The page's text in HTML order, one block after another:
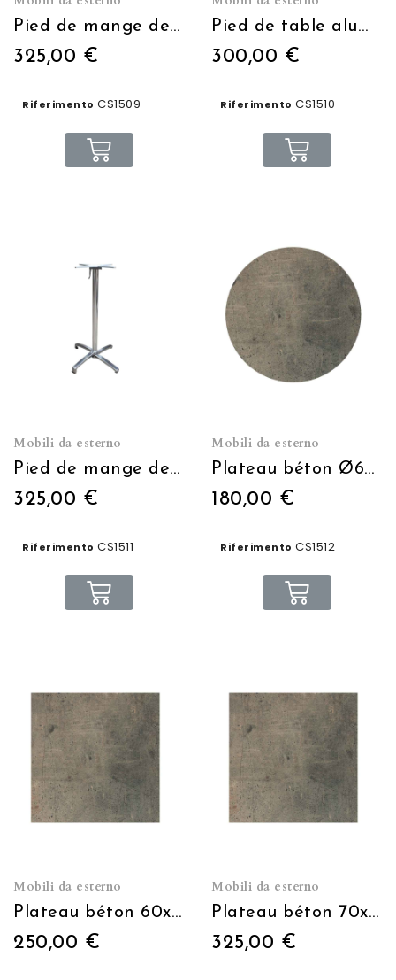
Pied de mange debout aluminium noir rabattable H:108
325,00 €
Riferimento CS1509
Pied de table aluminium rabattable H:72
300,00 €
Riferimento CS1510
Mobili da esterno
Pied de mange debout aluminium rabattable H:108
325,00 €
Riferimento CS1511
Mobili da esterno
Plateau béton Ø60cm
180,00 €
Riferimento CS1512
Mobili da esterno
Plateau béton 60x60cm
250,00 €
Mobili da esterno
Plateau béton 70x70cm
325,00 €